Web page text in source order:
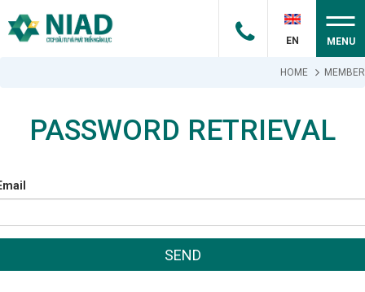
EN MENU
HOME MEMBER
PASSWORD RETRIEVAL
SEND